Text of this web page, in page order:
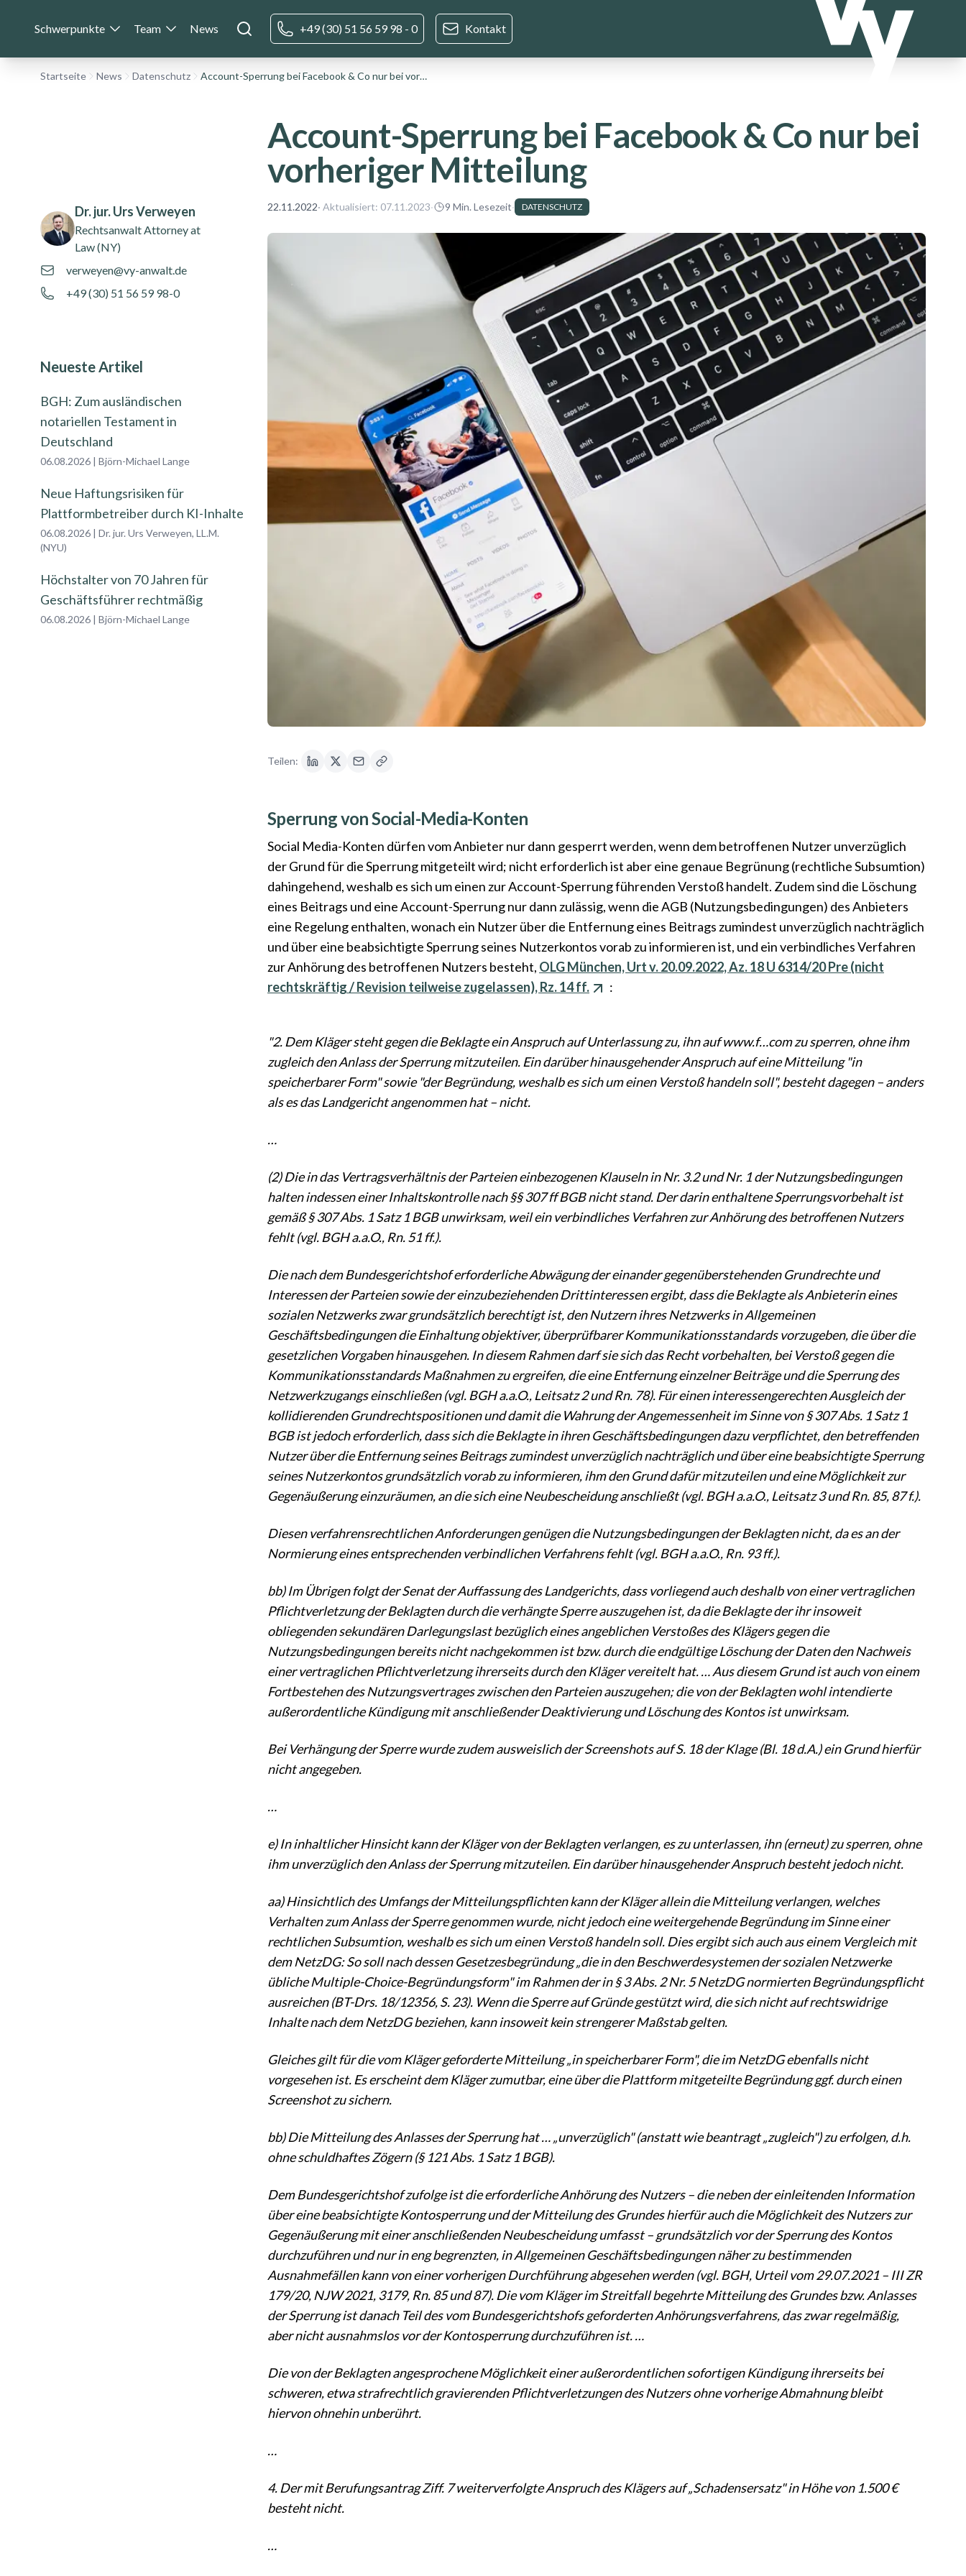
Schwerpunkte Team News +49 (30) 51 56 59 98 - 0 Kontakt
Startseite News Datenschutz Account-Sperrung bei Facebook & Co nur bei vorheriger Mitteilung
Name
Dr. jur. Urs Verweyen
RechtsanwaltAttorney at
Law (NY)
verweyen@vy-anwalt.de
+49 (30) 51 56 59 98-0
Neueste Artikel
BGH: Zum ausländischen
notariellen Testament in
Deutschland
06.08.2026 | Björn-Michael Lange
Neue Haftungsrisiken für
Plattformbetreiber durch KI-Inhalte
06.08.2026 | Dr. jur. Urs Verweyen, LL.M.
(NYU)
Höchstalter von 70 Jahren für
Geschäftsführer rechtmäßig
06.08.2026 | Björn-Michael Lange
Account-Sperrung bei Facebook & Co nur bei
vorheriger Mitteilung
22.11.2022· Aktualisiert: 07.11.2023· 9 Min. Lesezeit· DATENSCHUTZ
Teilen:
Sperrung von Social-Media-Konten
Social Media-Konten dürfen vom Anbieter nur dann gesperrt werden, wenn dem betroffenen Nutzer unverzüglich
der Grund für die Sperrung mitgeteilt wird; nicht erforderlich ist aber eine genaue Begrünung (rechtliche Subsumtion)
dahingehend, weshalb es sich um einen zur Account-Sperrung führenden Verstoß handelt. Zudem sind die Löschung
eines Beitrags und eine Account-Sperrung nur dann zulässig, wenn die AGB (Nutzungsbedingungen) des Anbieters
eine Regelung enthalten, wonach ein Nutzer über die Entfernung eines Beitrags zumindest unverzüglich nachträglich
und über eine beabsichtigte Sperrung seines Nutzerkontos vorab zu informieren ist, und ein verbindliches Verfahren
zur Anhörung des betroffenen Nutzers besteht, OLG München, Urt v. 20.09.2022, Az. 18 U 6314/20 Pre (nicht
rechtskräftig / Revision teilweise zugelassen), Rz. 14 ff.
:
"2. Dem Kläger steht gegen die Beklagte ein Anspruch auf Unterlassung zu, ihn auf www.f…com zu sperren, ohne ihm
zugleich den Anlass der Sperrung mitzuteilen. Ein darüber hinausgehender Anspruch auf eine Mitteilung "in
speicherbarer Form" sowie "der Begründung, weshalb es sich um einen Verstoß handeln soll", besteht dagegen – anders
als es das Landgericht angenommen hat – nicht.
…
(2) Die in das Vertragsverhältnis der Parteien einbezogenen Klauseln in Nr. 3.2 und Nr. 1 der Nutzungsbedingungen
halten indessen einer Inhaltskontrolle nach §§ 307 ff BGB nicht stand. Der darin enthaltene Sperrungsvorbehalt ist
gemäß § 307 Abs. 1 Satz 1 BGB unwirksam, weil ein verbindliches Verfahren zur Anhörung des betroffenen Nutzers
fehlt (vgl. BGH a.a.O., Rn. 51 ff.).
Die nach dem Bundesgerichtshof erforderliche Abwägung der einander gegenüberstehenden Grundrechte und
Interessen der Parteien sowie der einzubeziehenden Drittinteressen ergibt, dass die Beklagte als Anbieterin eines
sozialen Netzwerks zwar grundsätzlich berechtigt ist, den Nutzern ihres Netzwerks in Allgemeinen
Geschäftsbedingungen die Einhaltung objektiver, überprüfbarer Kommunikationsstandards vorzugeben, die über die
gesetzlichen Vorgaben hinausgehen. In diesem Rahmen darf sie sich das Recht vorbehalten, bei Verstoß gegen die
Kommunikationsstandards Maßnahmen zu ergreifen, die eine Entfernung einzelner Beiträge und die Sperrung des
Netzwerkzugangs einschließen (vgl. BGH a.a.O., Leitsatz 2 und Rn. 78). Für einen interessengerechten Ausgleich der
kollidierenden Grundrechtspositionen und damit die Wahrung der Angemessenheit im Sinne von § 307 Abs. 1 Satz 1
BGB ist jedoch erforderlich, dass sich die Beklagte in ihren Geschäftsbedingungen dazu verpflichtet, den betreffenden
Nutzer über die Entfernung seines Beitrags zumindest unverzüglich nachträglich und über eine beabsichtigte Sperrung
seines Nutzerkontos grundsätzlich vorab zu informieren, ihm den Grund dafür mitzuteilen und eine Möglichkeit zur
Gegenäußerung einzuräumen, an die sich eine Neubescheidung anschließt (vgl. BGH a.a.O., Leitsatz 3 und Rn. 85, 87 f.).
Diesen verfahrensrechtlichen Anforderungen genügen die Nutzungsbedingungen der Beklagten nicht, da es an der
Normierung eines entsprechenden verbindlichen Verfahrens fehlt (vgl. BGH a.a.O., Rn. 93 ff.).
bb) Im Übrigen folgt der Senat der Auffassung des Landgerichts, dass vorliegend auch deshalb von einer vertraglichen
Pflichtverletzung der Beklagten durch die verhängte Sperre auszugehen ist, da die Beklagte der ihr insoweit
obliegenden sekundären Darlegungslast bezüglich eines angeblichen Verstoßes des Klägers gegen die
Nutzungsbedingungen bereits nicht nachgekommen ist bzw. durch die endgültige Löschung der Daten den Nachweis
einer vertraglichen Pflichtverletzung ihrerseits durch den Kläger vereitelt hat. … Aus diesem Grund ist auch von einem
Fortbestehen des Nutzungsvertrages zwischen den Parteien auszugehen; die von der Beklagten wohl intendierte
außerordentliche Kündigung mit anschließender Deaktivierung und Löschung des Kontos ist unwirksam.
Bei Verhängung der Sperre wurde zudem ausweislich der Screenshots auf S. 18 der Klage (Bl. 18 d.A.) ein Grund hierfür
nicht angegeben.
…
e) In inhaltlicher Hinsicht kann der Kläger von der Beklagten verlangen, es zu unterlassen, ihn (erneut) zu sperren, ohne
ihm unverzüglich den Anlass der Sperrung mitzuteilen. Ein darüber hinausgehender Anspruch besteht jedoch nicht.
aa) Hinsichtlich des Umfangs der Mitteilungspflichten kann der Kläger allein die Mitteilung verlangen, welches
Verhalten zum Anlass der Sperre genommen wurde, nicht jedoch eine weitergehende Begründung im Sinne einer
rechtlichen Subsumtion, weshalb es sich um einen Verstoß handeln soll. Dies ergibt sich auch aus einem Vergleich mit
dem NetzDG: So soll nach dessen Gesetzesbegründung „die in den Beschwerdesystemen der sozialen Netzwerke
übliche Multiple-Choice-Begründungsform" im Rahmen der in § 3 Abs. 2 Nr. 5 NetzDG normierten Begründungspflicht
ausreichen (BT-Drs. 18/12356, S. 23). Wenn die Sperre auf Gründe gestützt wird, die sich nicht auf rechtswidrige
Inhalte nach dem NetzDG beziehen, kann insoweit kein strengerer Maßstab gelten.
Gleiches gilt für die vom Kläger geforderte Mitteilung „in speicherbarer Form", die im NetzDG ebenfalls nicht
vorgesehen ist. Es erscheint dem Kläger zumutbar, eine über die Plattform mitgeteilte Begründung ggf. durch einen
Screenshot zu sichern.
bb) Die Mitteilung des Anlasses der Sperrung hat … „unverzüglich" (anstatt wie beantragt „zugleich") zu erfolgen, d.h.
ohne schuldhaftes Zögern (§ 121 Abs. 1 Satz 1 BGB).
Dem Bundesgerichtshof zufolge ist die erforderliche Anhörung des Nutzers – die neben der einleitenden Information
über eine beabsichtigte Kontosperrung und der Mitteilung des Grundes hierfür auch die Möglichkeit des Nutzers zur
Gegenäußerung mit einer anschließenden Neubescheidung umfasst – grundsätzlich vor der Sperrung des Kontos
durchzuführen und nur in eng begrenzten, in Allgemeinen Geschäftsbedingungen näher zu bestimmenden
Ausnahmefällen kann von einer vorherigen Durchführung abgesehen werden (vgl. BGH, Urteil vom 29.07.2021 – III ZR
179/20, NJW 2021, 3179, Rn. 85 und 87). Die vom Kläger im Streitfall begehrte Mitteilung des Grundes bzw. Anlasses
der Sperrung ist danach Teil des vom Bundesgerichtshofs geforderten Anhörungsverfahrens, das zwar regelmäßig,
aber nicht ausnahmslos vor der Kontosperrung durchzuführen ist. …
Die von der Beklagten angesprochene Möglichkeit einer außerordentlichen sofortigen Kündigung ihrerseits bei
schweren, etwa strafrechtlich gravierenden Pflichtverletzungen des Nutzers ohne vorherige Abmahnung bleibt
hiervon ohnehin unberührt.
…
4. Der mit Berufungsantrag Ziff. 7 weiterverfolgte Anspruch des Klägers auf „Schadensersatz" in Höhe von 1.500 €
besteht nicht.
…